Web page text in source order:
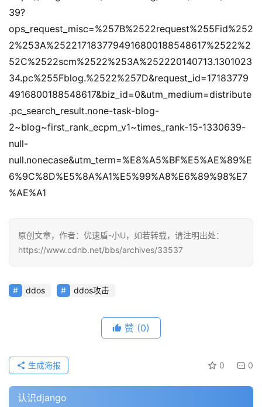
39?
ops_request_misc=%257B%2522request%255Fid%252
2%253A%2522171837794916800188548617%2522%2
52C%2522scm%2522%253A%252220140713.1301023
34.pc%255Fblog.%2522%257D&request_id=17183779
4916800188548617&biz_id=0&utm_medium=distribute
.pc_search_result.none-task-blog-
2~blog~first_rank_ecpm_v1~times_rank-15-1330639-
null-
null.nonecase&utm_term=%E8%A5%BF%E5%AE%89%E
6%9C%8D%E5%8A%A1%E5%99%A8%E6%89%98%E7
%AE%A1
原创文章，作者：优速盾-小U，如若转载，请注明出处：
https://www.cdnb.net/bbs/archives/33537
ddos ddos攻击
赞 (0)
0 0
生成海报
认识django